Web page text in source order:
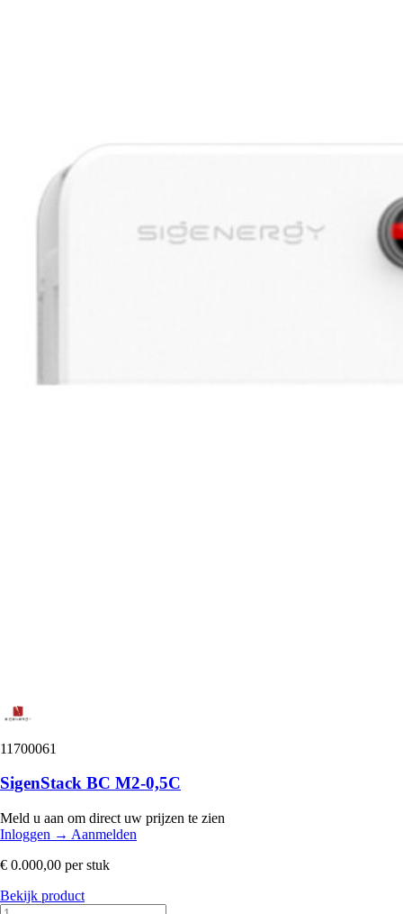
11700061
SigenStack BC M2-0,5C
Meld u aan om direct uw prijzen te zien
Inloggen → Aanmelden
€ 0.000,00 per stuk
Bekijk product